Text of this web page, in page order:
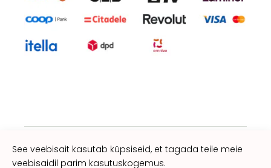
See veebisait kasutab küpsiseid, et tagada teile meie
veebisaidil parim kasutuskogemus.